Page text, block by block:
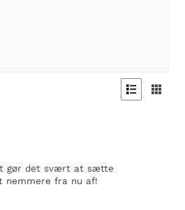
 
gør det svært at sætte
nemmere fra nu af!